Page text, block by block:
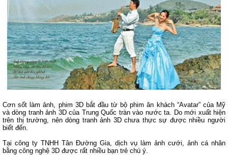
Cơn sốt làm ảnh, phim 3D bắt đầu từ bộ phim ăn khách “Avatar” của Mỹ
và dòng tranh ảnh 3D của Trung Quốc tràn vào nước ta. Do mới xuất hiện
trên thị trường, nên dòng tranh ảnh 3D chưa thực sự được nhiều người
biết đến.
Tại công ty TNHH Tân Đường Gia, dịch vụ làm ảnh cưới, ảnh cá nhân
bằng công nghệ 3D được rất nhiều bạn trẻ chú ý.